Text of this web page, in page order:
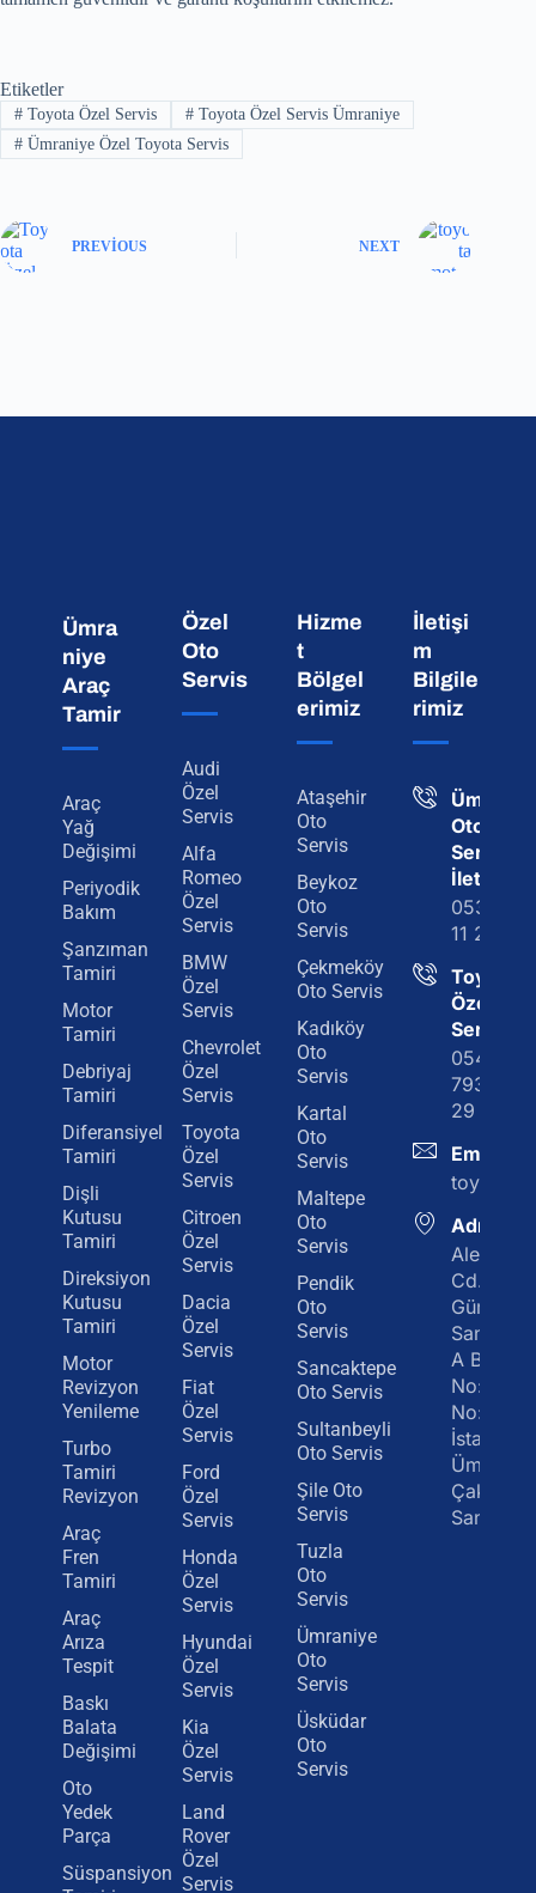
Etiketler
#Toyota Özel Servis #Toyota Özel Servis Ümraniye
#Ümraniye Özel Toyota Servis
PREVIOUS NEXT
Ümra
niye
Araç
Tamir
Araç
Yağ
Değişimi
Periyodik
Bakım
Şanzıman
Tamiri
Motor
Tamiri
Debriyaj
Tamiri
Diferansiyel
Tamiri
Dişli
Kutusu
Tamiri
Direksiyon
Kutusu
Tamiri
Motor
Revizyon
Yenileme
Turbo
Tamiri
Revizyon
Araç
Fren
Tamiri
Araç
Arıza
Tespit
Baskı
Balata
Değişimi
Oto
Yedek
Parça
Süspansiyon
Özel
Oto
Servis
Audi
Özel
Servis
Alfa
Romeo
Özel
Servis
BMW
Özel
Servis
Chevrolet
Özel
Servis
Toyota
Özel
Servis
Citroen
Özel
Servis
Dacia
Özel
Servis
Fiat
Özel
Servis
Ford
Özel
Servis
Honda
Özel
Servis
Hyundai
Özel
Servis
Kia
Özel
Servis
Land
Rover
Özel
Servis
Hizme
t
Bölgel
erimiz
Ataşehir
Oto
Servis
Beykoz
Oto
Servis
Çekmeköy
Oto Servis
Kadıköy
Oto
Servis
Kartal
Oto
Servis
Maltepe
Oto
Servis
Pendik
Oto
Servis
Sancaktepe
Oto Servis
Sultanbeyli
Oto Servis
Şile Oto
Servis
Tuzla
Oto
Servis
Ümraniye
Oto
Servis
Üsküdar
Oto
Servis
İletişi
m
Bilgile
rimiz
Oto
Servis
İletişim
0538 501
11 29
Toyota
Özel
Servis
0542
793 29
29
Email
Adres
Alemdağ
Cd.
Sanayi
A Blok
No:179
No:23
İstanbul /
Ümraniye
Çakmak
Sanayi